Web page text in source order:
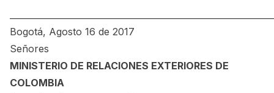
Bogotá, Agosto 16 de 2017
Señores
MINISTERIO DE RELACIONES EXTERIORES DE
COLOMBIA